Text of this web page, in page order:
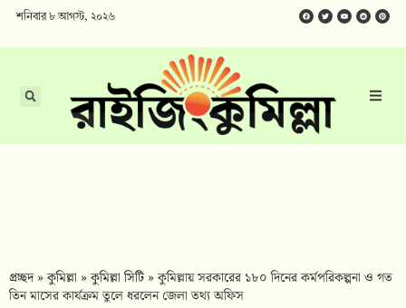
শনিবার ৮ আগস্ট, ২০২৬
প্রচ্ছদ»কুমিল্লা »কুমিল্লা সিটি »কুমিল্লায় সরকারের ১৮০ দিনের কর্মপরিকল্পনা ও গত
তিন মাসের কার্যক্রম তুলে ধরলেন জেলা তথ্য অফিস